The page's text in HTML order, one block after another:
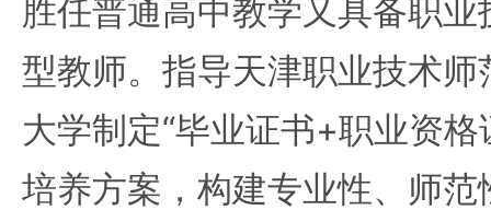
胜任普通高中教学又具备职
型教师。指导天津职业技术
大学制定“毕业证书+职业资格
培养方案，构建专业性、师